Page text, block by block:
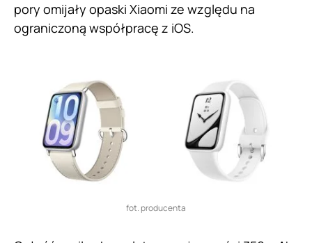
pory omijały opaski Xiaomi ze względu na
ograniczoną współpracę z iOS.
fot. producenta